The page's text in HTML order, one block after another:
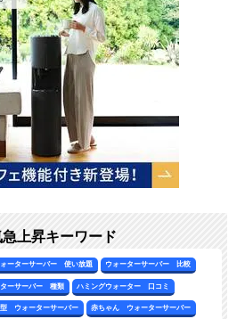
急上昇キーワード
ーターサーバー 使い放題 ウォーターサーバー 比較
ターサーバー 種類 ハミングウォーター 口コミ
ウォーターサーバー 赤ちゃん ウォーターサーバー